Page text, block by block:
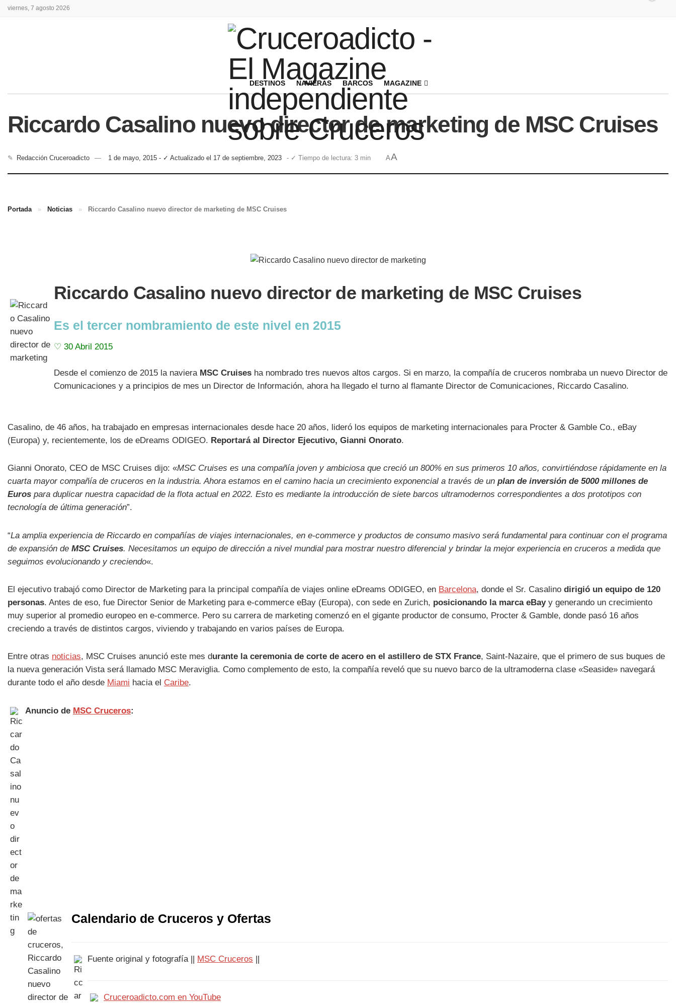
viernes, 7 agosto 2026
DESTINOS NAVIERAS BARCOS MAGAZINE
Riccardo Casalino nuevo director de marketing de MSC Cruises
✎ Redacción Cruceroadicto 1 de mayo, 2015 - ✓ Actualizado el 17 de septiembre, 2023 - ✓ Tiempo de lectura: 3 min AA
Portada » Noticias » Riccardo Casalino nuevo director de marketing de MSC Cruises
Riccardo Casalino nuevo director de marketing de MSC Cruises
Es el tercer nombramiento de este nivel en 2015
♡ 30 Abril 2015
Desde el comienzo de 2015 la naviera MSC Cruises ha nombrado tres nuevos altos cargos. Si en marzo, la compañía de cruceros nombraba un nuevo Director de
Comunicaciones y a principios de mes un Director de Información, ahora ha llegado el turno al flamante Director de Comunicaciones, Riccardo Casalino.
Casalino, de 46 años, ha trabajado en empresas internacionales desde hace 20 años, lideró los equipos de marketing internacionales para Procter & Gamble Co., eBay
(Europa) y, recientemente, los de eDreams ODIGEO. Reportará al Director Ejecutivo, Gianni Onorato.
Gianni Onorato, CEO de MSC Cruises dijo: «MSC Cruises es una compañía joven y ambiciosa que creció un 800% en sus primeros 10 años, convirtiéndose rápidamente en la
cuarta mayor compañía de cruceros en la industria. Ahora estamos en el camino hacia un crecimiento exponencial a través de un plan de inversión de 5000 millones de
Euros para duplicar nuestra capacidad de la flota actual en 2022. Esto es mediante la introducción de siete barcos ultramodernos correspondientes a dos prototipos con
tecnología de última generación”.
“La amplia experiencia de Riccardo en compañías de viajes internacionales, en e-commerce y productos de consumo masivo será fundamental para continuar con el programa
de expansión de MSC Cruises. Necesitamos un equipo de dirección a nivel mundial para mostrar nuestro diferencial y brindar la mejor experiencia en cruceros a medida que
seguimos evolucionando y creciendo«.
El ejecutivo trabajó como Director de Marketing para la principal compañía de viajes online eDreams ODIGEO, en Barcelona, donde el Sr. Casalino dirigió un equipo de 120
personas. Antes de eso, fue Director Senior de Marketing para e-commerce eBay (Europa), con sede en Zurich, posicionando la marca eBayy generando un crecimiento
muy superior al promedio europeo en e-commerce. Pero su carrera de marketing comenzó en el gigante productor de consumo, Procter & Gamble, donde pasó 16 años
creciendo a través de distintos cargos, viviendo y trabajando en varios países de Europa.
Entre otras noticias, MSC Cruises anunció este mes durante la ceremonia de corte de acero en el astillero de STX France, Saint-Nazaire, que el primero de sus buques de
la nueva generación Vista será llamado MSC Meraviglia. Como complemento de esto, la compañía reveló que su nuevo barco de la ultramoderna clase «Seaside» navegará
durante todo el año desde Miami hacia el Caribe.
Anuncio de MSC Cruceros:
Calendario de Cruceros y Ofertas
Fuente original y fotografía || MSC Cruceros ||
Cruceroadicto.com en YouTube